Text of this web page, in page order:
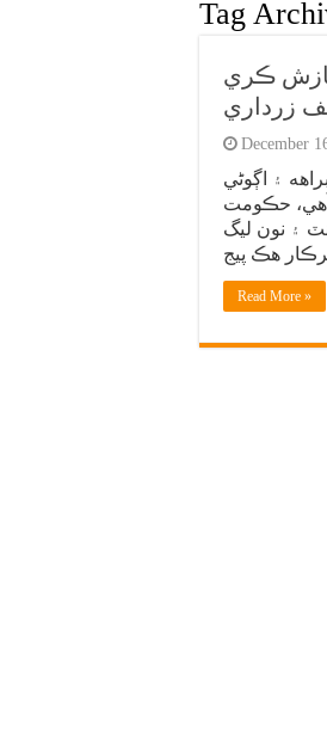
Tag
ڪري
زرداري
December
۽ اڳوڻي
حڪومت
۽ نون ليگ
Read More »